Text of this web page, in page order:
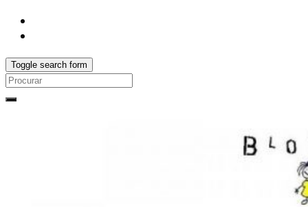
Toggle search form
Search